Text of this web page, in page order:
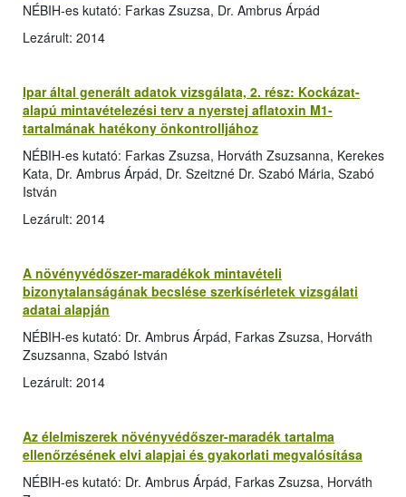
NÉBIH-es kutató: Farkas Zsuzsa, Dr. Ambrus Árpád
Lezárult: 2014
Ipar által generált adatok vizsgálata, 2. rész: Kockázat-
alapú mintavételezési terv a nyerstej aflatoxin M1-
tartalmának hatékony önkontrolljához
NÉBIH-es kutató: Farkas Zsuzsa, Horváth Zsuzsanna, Kerekes
Kata, Dr. Ambrus Árpád, Dr. Szeitzné Dr. Szabó Mária, Szabó
István
Lezárult: 2014
A növényvédőszer-maradékok mintavételi
bizonytalanságának becslése szerkísérletek vizsgálati
adatai alapján
NÉBIH-es kutató: Dr. Ambrus Árpád, Farkas Zsuzsa, Horváth
Zsuzsanna, Szabó István
Lezárult: 2014
Az élelmiszerek növényvédőszer-maradék tartalma
ellenőrzésének elvi alapjai és gyakorlati megvalósítása
NÉBIH-es kutató: Dr. Ambrus Árpád, Farkas Zsuzsa, Horváth